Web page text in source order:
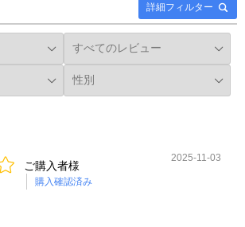
詳細フィルター
ご購入者様
購入確認済み
2025-11-03